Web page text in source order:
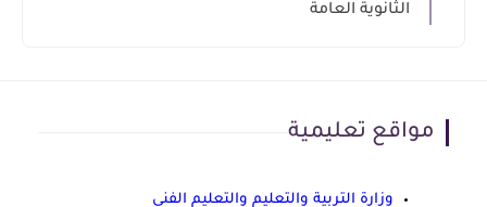
الثانوية العامة
مواقع تعليمية
وزارة التربية والتعليم والتعليم الفني